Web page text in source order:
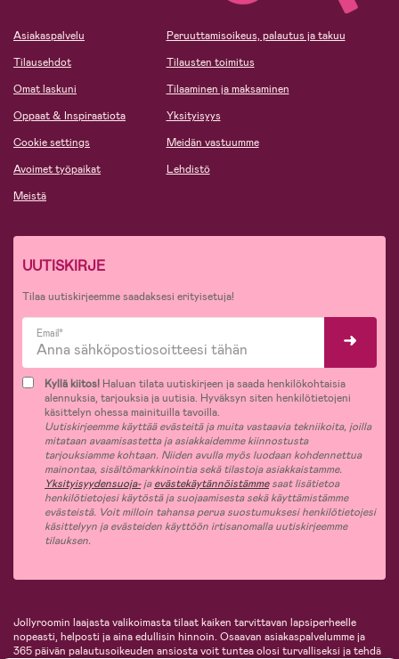
Asiakaspalvelu
Tilausehdot
Omat laskuni
Oppaat & Inspiraatiota
Cookie settings
Avoimet työpaikat
Meistä
Peruuttamisoikeus, palautus ja takuu
Tilausten toimitus
Tilaaminen ja maksaminen
Yksityisyys
Meidän vastuumme
Lehdistö
UUTISKIRJE
Tilaa uutiskirjeemme saadaksesi erityisetuja!
Email*
Kyllä kiitos! Haluan tilata uutiskirjeen ja saada henkilökohtaisia
alennuksia, tarjouksia ja uutisia. Hyväksyn siten henkilötietojeni
käsittelyn ohessa mainituilla tavoilla.
Uutiskirjeemme käyttää evästeitä ja muita vastaavia tekniikoita, joilla
mitataan avaamisastetta ja asiakkaidemme kiinnostusta
tarjouksiamme kohtaan. Niiden avulla myös luodaan kohdennettua
mainontaa, sisältömarkkinointia sekä tilastoja asiakkaistamme.
Yksityisyydensuoja-jaevästekäytännöistämmesaat lisätietoa
henkilötietojesi käytöstä ja suojaamisesta sekä käyttämistämme
evästeistä. Voit milloin tahansa perua suostumuksesi henkilötietojesi
käsittelyyn ja evästeiden käyttöön irtisanomalla uutiskirjeemme
tilauksen.
Jollyroomin laajasta valikoimasta tilaat kaiken tarvittavan lapsiperheelle
nopeasti, helposti ja aina edullisin hinnoin. Osaavan asiakaspalvelumme ja
365 päivän palautusoikeuden ansiosta voit tuntea olosi turvalliseksi ja tehdä